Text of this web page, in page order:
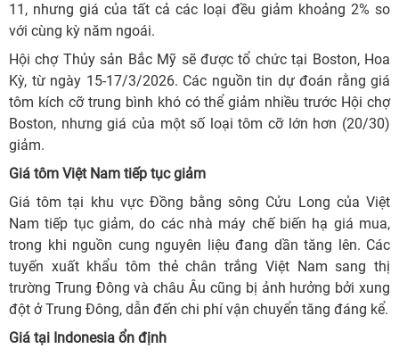
11, nhưng giá của tất cả các loại đều giảm khoảng 2% so
với cùng kỳ năm ngoái.
Hội chợ Thủy sản Bắc Mỹ sẽ được tổ chức tại Boston, Hoa
Kỳ, từ ngày 15-17/3/2026. Các nguồn tin dự đoán rằng giá
tôm kích cỡ trung bình khó có thể giảm nhiều trước Hội chợ
Boston, nhưng giá của một số loại tôm cỡ lớn hơn (20/30)
giảm.
Giá tôm Việt Nam tiếp tục giảm
Giá tôm tại khu vực Đồng bằng sông Cửu Long của Việt
Nam tiếp tục giảm, do các nhà máy chế biến hạ giá mua,
trong khi nguồn cung nguyên liệu đang dần tăng lên. Các
tuyến xuất khẩu tôm thẻ chân trắng Việt Nam sang thị
trường Trung Đông và châu Âu cũng bị ảnh hưởng bởi xung
đột ở Trung Đông, dẫn đến chi phí vận chuyển tăng đáng kể.
Giá tại Indonesia ổn định